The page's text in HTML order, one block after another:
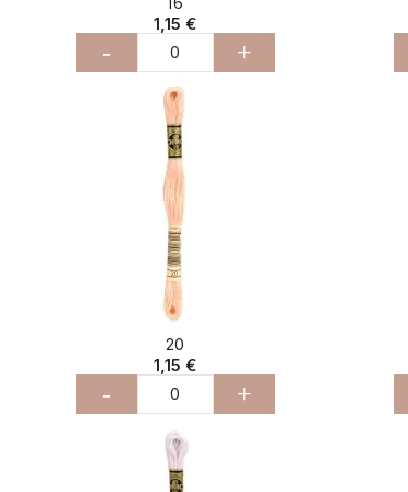
1,15 €
- +
20
1,15 €
- +